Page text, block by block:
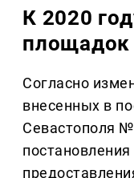
К 2020
площадок
Согласно
внесенных в
Севастополя